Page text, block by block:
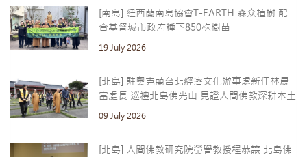
[南島] 紐西蘭南島協會T-EARTH 森众植樹 配
合基督城市政府種下850株樹苗
19 July 2026
[北島] 駐奧克蘭台北經濟文化辦事處新任林晨
富處長 巡禮北島佛光山 見證人間佛教深耕本土
09 July 2026
[北島] 人間佛教研究院榮譽教授程恭讓 北島佛